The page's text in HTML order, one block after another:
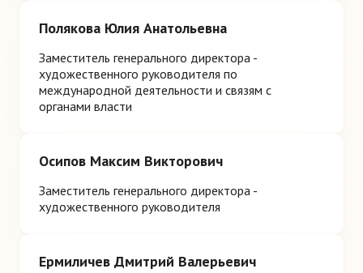
Полякова Юлия Анатольевна
Заместитель генерального директора -
художественного руководителя по
международной деятельности и связям с
органами власти
Осипов Максим Викторович
Заместитель генерального директора -
художественного руководителя
Ермиличев Дмитрий Валерьевич